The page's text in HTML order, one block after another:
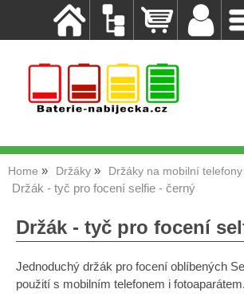
Home Držáky Držáky na mobilní telefony
Držák - tyč pro focení selfie - černý
Držák - tyč pro focení
Jednoduchý držák pro focení oblíbených
použití s mobilním telefonem i